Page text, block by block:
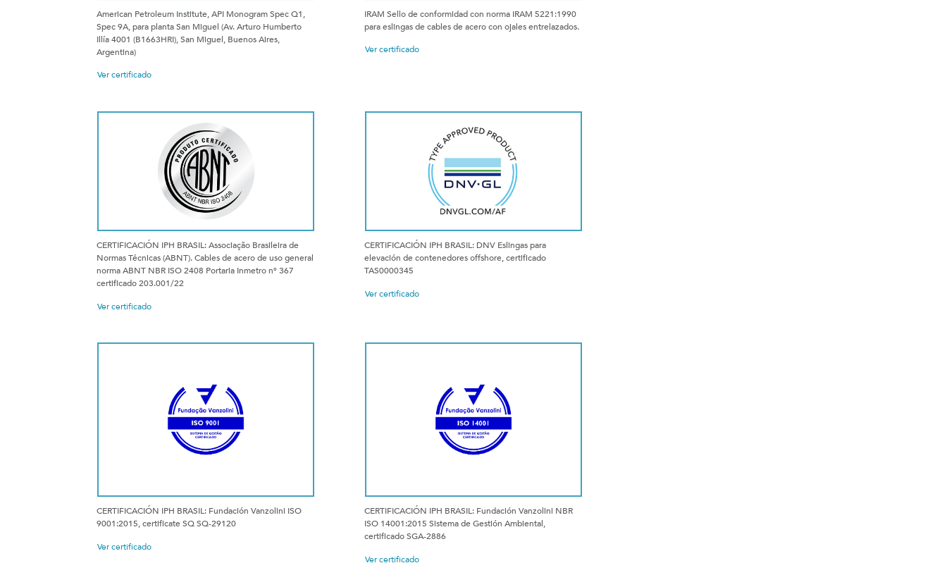
American Petroleum Institute, API Monogram Spec Q1,
Spec 9A, para planta San Miguel (Av. Arturo Humberto
Illía 4001 (B1663HRI), San Miguel, Buenos Aires,
Argentina)
Ver certificado
IRAM Sello de conformidad con norma IRAM 5221:1990
para eslingas de cables de acero con ojales entrelazados.
Ver certificado
CERTIFICACIÓN IPH BRASIL: Associação Brasileira de
Normas Técnicas (ABNT). Cables de acero de uso general
norma ABNT NBR ISO 2408 Portaria Inmetro nº 367
certificado 203.001/22
Ver certificado
CERTIFICACIÓN IPH BRASIL: DNV Eslingas para
elevación de contenedores offshore, certificado
TAS0000345
Ver certificado
CERTIFICACIÓN IPH BRASIL: Fundación Vanzolini ISO
9001:2015, certificate SQ SQ-29120
Ver certificado
CERTIFICACIÓN IPH BRASIL: Fundación Vanzolini NBR
ISO 14001:2015 Sistema de Gestión Ambiental,
certificado SGA-2886
Ver certificado